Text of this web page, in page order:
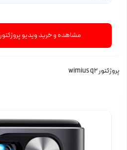
مشاهده و خرید ویدیو پروژکتور toptro مدل tr23
پروژکتور wimius q2